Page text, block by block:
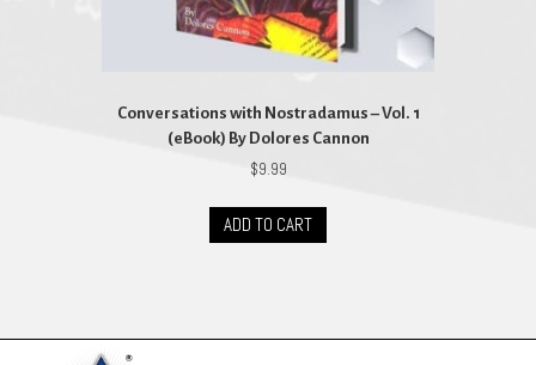
Conversations with Nostradamus – Vol. 1
(eBook) By Dolores Cannon
$9.99
ADD TO CART